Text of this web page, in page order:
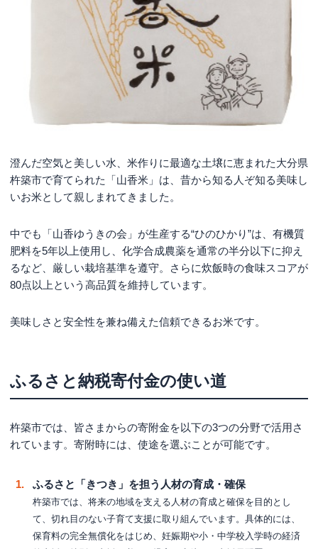
澄んだ空気と美しい水、米作りに最適な土壌に恵まれた大分県
杵築市で育てられた「山香米」は、昔から知る人ぞ知る美味し
いお米として親しまれてきました。
中でも「山香ゆうきの会」が生産する“ひのひかり”は、有機質
肥料を5年以上使用し、化学合成農薬を通常の半分以下に抑え
るなど、厳しい栽培基準を遵守。さらに炊飯時の食味スコアが
80点以上という高品質を維持しています。
美味しさと安全性を兼ね備えた信頼できるお米です。
ふるさと納税寄付金の使い道
杵築市では、皆さまからの寄附金を以下の3つの分野で活用さ
れています。寄附時には、使途を選ぶことが可能です。
ふるさと「きつき」を担う人材の育成・確保
杵築市では、将来の地域を支える人材の育成と確保を目的とし
て、切れ目のない子育て支援に取り組んでいます。具体的には、
保育料の完全無償化をはじめ、妊娠期や小・中学校入学時の経済